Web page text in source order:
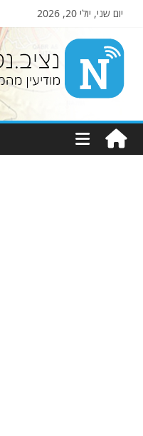
יום שני, יולי 20, 2026
Nziv.net
מודיעין
מהמקורות